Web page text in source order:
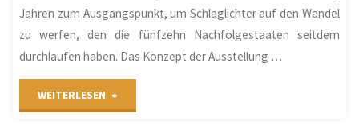
Jahren zum Ausgangspunkt, um Schlaglichter auf den Wandel
zu werfen, den die fünfzehn Nachfolgestaaten seitdem
durchlaufen haben. Das Konzept der Ausstellung …
WEITERLESEN